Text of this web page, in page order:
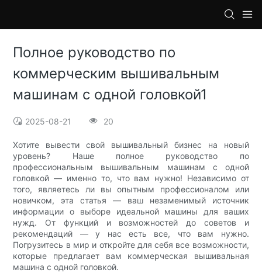
Полное руководство по
коммерческим вышивальным
машинам с одной головкой1
2025-08-21 20
Хотите вывести свой вышивальный бизнес на новый
уровень? Наше полное руководство по
профессиональным вышивальным машинам с одной
головкой — именно то, что вам нужно! Независимо от
того, являетесь ли вы опытным профессионалом или
новичком, эта статья — ваш незаменимый источник
информации о выборе идеальной машины для ваших
нужд. От функций и возможностей до советов и
рекомендаций — у нас есть все, что вам нужно.
Погрузитесь в мир и откройте для себя все возможности,
которые предлагает вам коммерческая вышивальная
машина с одной головкой.